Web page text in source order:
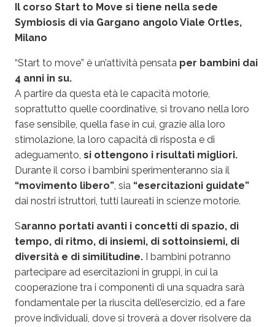
Il corso Start to Move si tiene nella sede
Symbiosis di via Gargano angolo Viale Ortles,
Milano
“Start to move” è un’attività pensata per bambini dai
4 anni in su.
A partire da questa età le capacità motorie,
soprattutto quelle coordinative, si trovano nella loro
fase sensibile, quella fase in cui, grazie alla loro
stimolazione, la loro capacità di risposta e di
adeguamento, si ottengono i risultati migliori.
Durante il corso i bambini sperimenteranno sia il
“movimento libero”, sia “esercitazioni guidate”
dai nostri istruttori, tutti laureati in scienze motorie.
Saranno portati avanti i concetti di spazio, di
tempo, di ritmo, di insiemi, di sottoinsiemi, di
diversità e di similitudine. I bambini potranno
partecipare ad esercitazioni in gruppi, in cui la
cooperazione tra i componenti di una squadra sarà
fondamentale per la riuscita dell’esercizio, ed a fare
prove individuali, dove si troverà a dover risolvere da